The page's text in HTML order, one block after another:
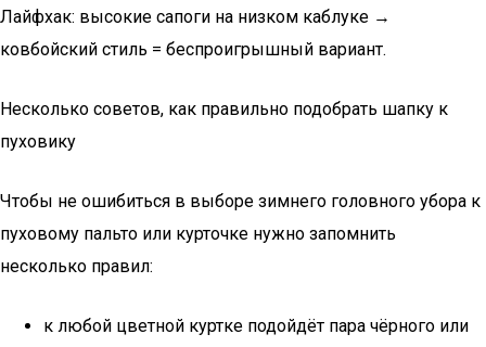
Лайфхак: высокие сапоги на низком каблуке →
ковбойский стиль = беспроигрышный вариант.
Несколько советов, как правильно подобрать шапку к
пуховику
Чтобы не ошибиться в выборе зимнего головного убора к
пуховому пальто или курточке нужно запомнить
несколько правил:
к любой цветной куртке подойдёт пара чёрного или